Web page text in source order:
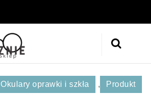
Okulary oprawki i szkła , Produkt